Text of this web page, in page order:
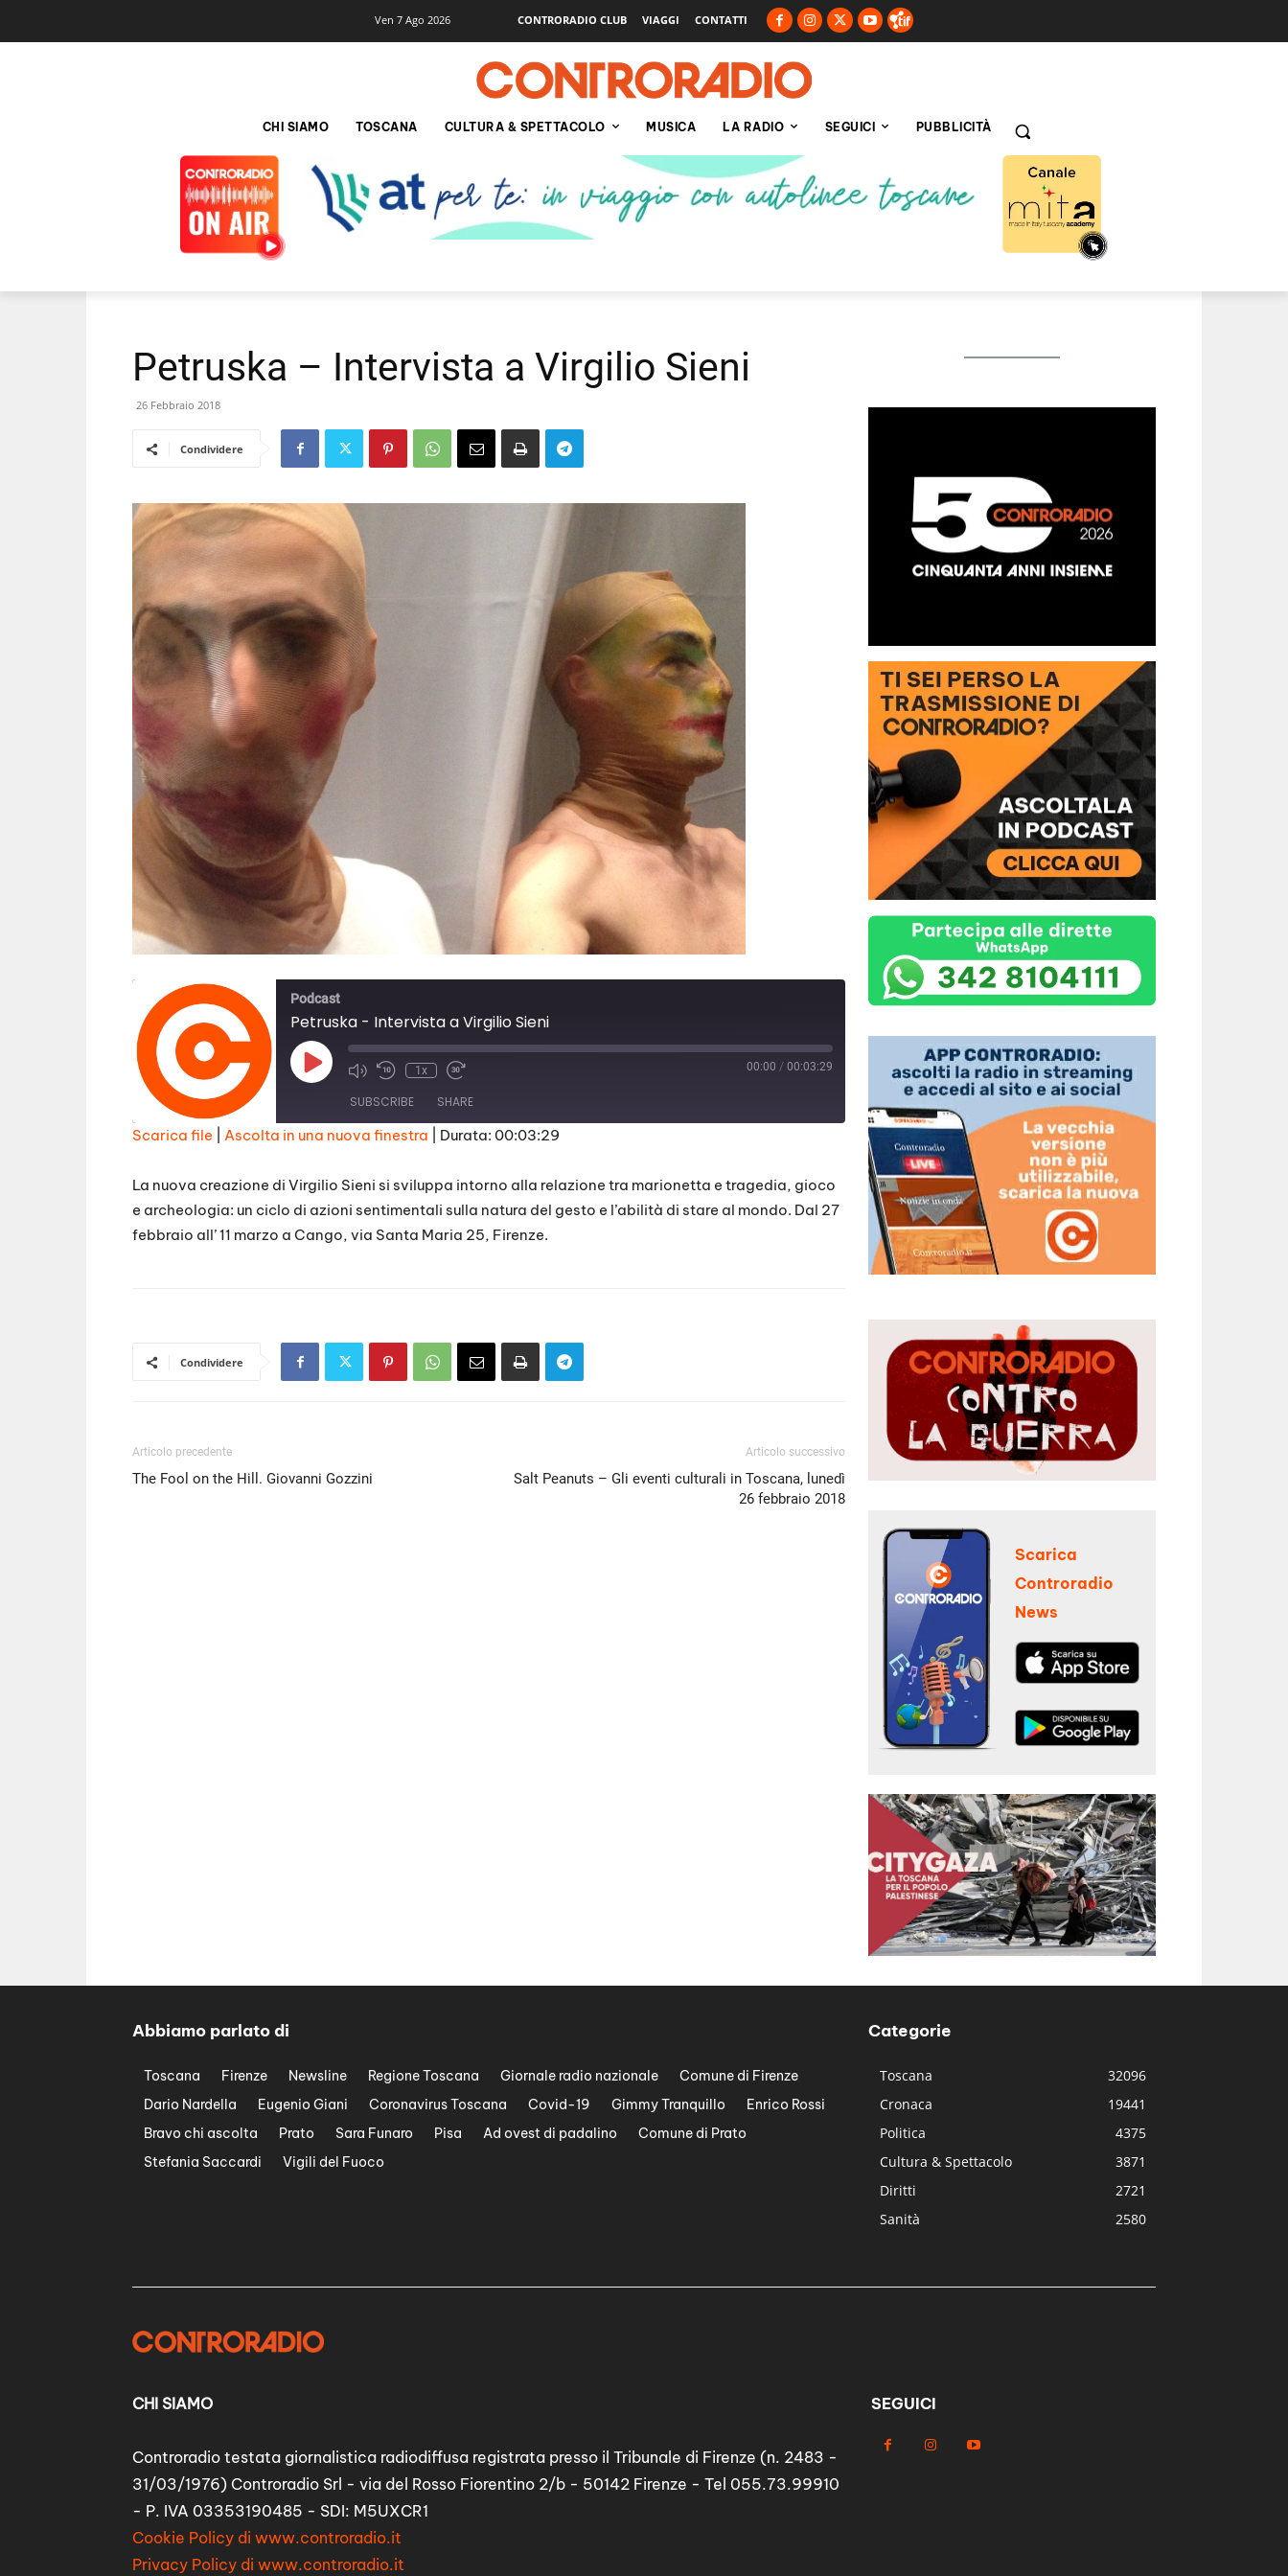
Ven 7 Ago 2026 CONTRORADIO CLUB VIAGGI CONTATTI
CHI SIAMO TOSCANA CULTURA & SPETTACOLO MUSICA LA RADIO SEGUICI PUBBLICITÀ
Petruska – Intervista a Virgilio Sieni
26 Febbraio 2018
Condividere
Podcast
Petruska - Intervista a Virgilio Sieni
Play
Episode
1x 00:00 / 00:03:29
SUBSCRIBE SHARE
RSS FEED
LINK
EMBED
Scarica file Ascolta in una nuova finestra Durata: 00:03:29
La nuova creazione di Virgilio Sieni si sviluppa intorno alla relazione tra marionetta e tragedia, gioco
e archeologia: un ciclo di azioni sentimentali sulla natura del gesto e l’abilità di stare al mondo. Dal 27
febbraio all’ 11 marzo a Cango, via Santa Maria 25, Firenze.
Condividere
Articolo precedente
The Fool on the Hill. Giovanni Gozzini
Articolo successivo
Salt Peanuts – Gli eventi culturali in Toscana, lunedì
26 febbraio 2018
Scarica
Controradio
News
Abbiamo parlato di
Toscana Firenze Newsline Regione Toscana Giornale radio nazionale
Comune di Firenze
Dario Nardella
Eugenio Giani Coronavirus Toscana Covid-19 Gimmy Tranquillo
Enrico Rossi
Bravo chi ascolta
Prato Sara Funaro Pisa Ad ovest di padalino
Comune di Prato
Stefania Saccardi
Vigili del Fuoco
Categorie
Toscana
32096
Cronaca
19441
Politica
4375
Cultura & Spettacolo
3871
Diritti
2721
Sanità
2580
CHI SIAMO
Controradio testata giornalistica radiodiffusa registrata presso il Tribunale di Firenze (n. 2483 -
31/03/1976) Controradio Srl - via del Rosso Fiorentino 2/b - 50142 Firenze - Tel 055.73.99910
- P. IVA 03353190485 - SDI: M5UXCR1
Cookie Policy di www.controradio.it
Privacy Policy di www.controradio.it
SEGUICI